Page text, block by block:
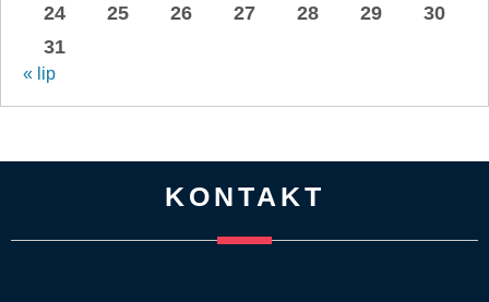
24
25 26 27 28 29
30
31
« lip
KONTAKT